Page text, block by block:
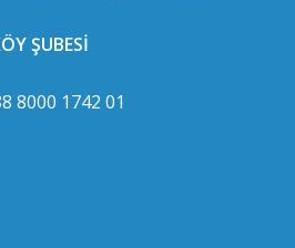
ŞUBESİ
8000 1742 01